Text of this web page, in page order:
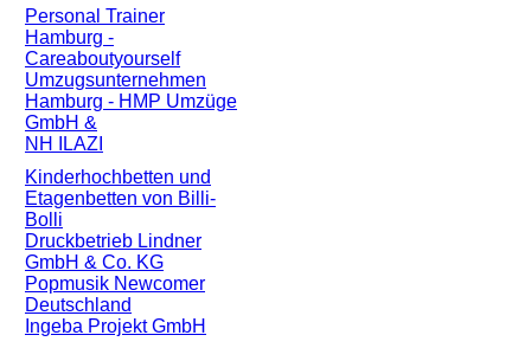
Personal Trainer
Hamburg -
Careaboutyourself
Umzugsunternehmen
Hamburg - HMP Umzüge
GmbH &
NH ILAZI
Kinderhochbetten und
Etagenbetten von Billi-
Bolli
Druckbetrieb Lindner
GmbH & Co. KG
Popmusik Newcomer
Deutschland
Ingeba Projekt GmbH